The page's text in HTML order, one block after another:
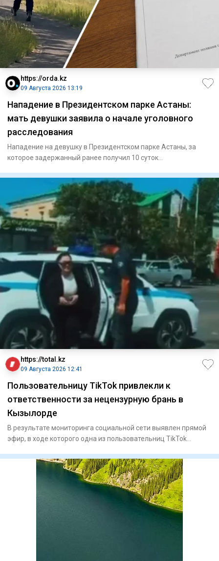
https://orda.kz
09 Августа 2026 13:19
Нападение в Президентском парке Астаны:
мать девушки заявила о начале уголовного
расследования
Нападение на девушку в Президентском парке Астаны, за
которое задержанный ранее получил 10 суток
https://total.kz
09 Августа 2026 12:41
Пользовательницу TikTok привлекли к
ответственности за нецензурную брань в
Кызылорде
В результате мониторинга социальной сети выявлен прямой
эфир, в ходе которого одна из пользовательниц TikTok